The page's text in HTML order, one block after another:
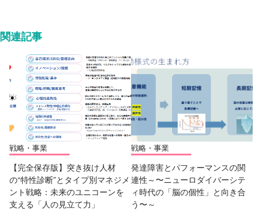
関連記事
戦略・事業
【完全保存版】突き抜け人材
の“特性診断”とタイプ別マネジメ
ント戦略：未来のユニコーンを
支える「人の見立て力」
戦略・事業
発達障害とパフォーマンスの関
連性～〜ニューロダイバーシテ
ィ時代の「脳の個性」と向き合
う〜～